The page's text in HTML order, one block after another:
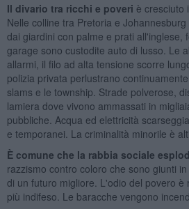
Il divario tra ricchi e poveri è cresciuto
Nelle colline tra Pretoria e
dai giardini con palme e prati all'inglese,
garage sono custodite auto di lusso. Le
allarmi, il filo ad alta tensione scorre
polizia privata perlustrano
slams e le township. Strade polverose,
lamiera dove vivono ammassati in
pubbliche. Acqua ed elettricità
e temporanei. La criminalità minorile è
È comune che la rabbia sociale
razzismo contro coloro che sono giunti
di un futuro migliore. L'odio del povero è
più indifeso. Le baracche vengono